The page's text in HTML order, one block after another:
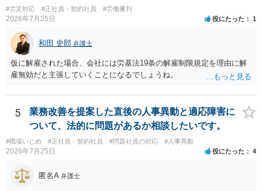
です。 あるいは、懲戒があったことを社内で周知される手続があるの
ならば、それにより軽微ながら回復はできるかもしれません。 さらに
個人としても、相手に対してプライバシー侵害等に基づく損害賠償
（慰謝料）を請求する選択肢がありえます（ただし、金額は多額にな
らない可能性があります。）。
#労災対応 #正社員・契約社員 #労働審判
2026年7月25日 役にたった 1
和田 史郎 弁護士
仮に解雇された場合、会社には労基法19条の解雇制限規定を理由に解
雇無効だと主張していくことになるでしょうね。
5
業務改善を提案した直後の人事異動と適応障害に
ついて、法的に問題があるか相談したいです。
#職場いじめ #正社員・契約社員 #問題社員の対応 #人事異動
2026年7月25日 役にたった 4
匿名A 弁護士